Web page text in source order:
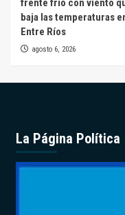
frente frío con viento
baja las temperaturas
Entre Ríos
agosto 6, 2026
La Página Política